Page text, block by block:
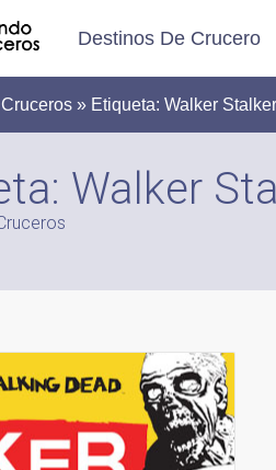
Destinos De Crucero
» Etiqueta: Walker
Walker